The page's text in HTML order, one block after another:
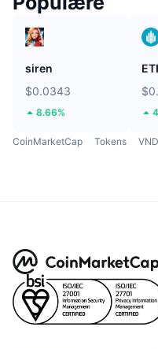
siren
$0.0343
8.66%
CoinMarketCap Tokens